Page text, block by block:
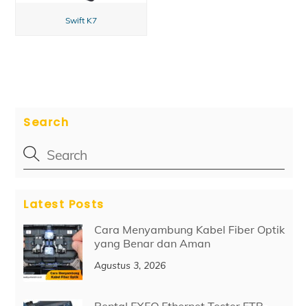
Swift K7
Search
Latest Posts
Cara Menyambung Kabel Fiber Optik
yang Benar dan Aman
Agustus 3, 2026